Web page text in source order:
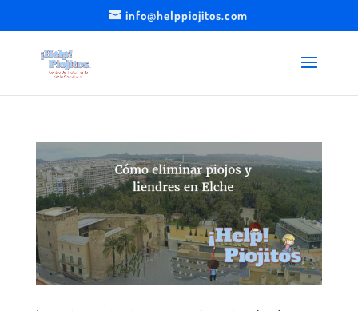
info@helppiojitos.com